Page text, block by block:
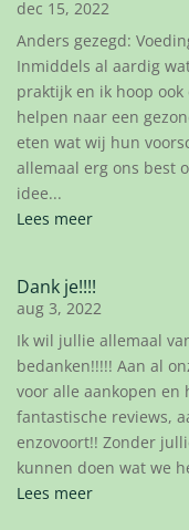
dec 15, 2022
Anders gezegd:
Inmiddels al aardig
praktijk en ik hoop
helpen naar een
eten wat wij hun
allemaal erg ons best
idee...
Lees meer
Dank je!!!!
aug 3, 2022
Ik wil jullie allemaal
bedanken!!!!! Aan al
voor alle aankopen en
fantastische reviews,
enzovoort!! Zonder
kunnen doen wat we
Lees meer